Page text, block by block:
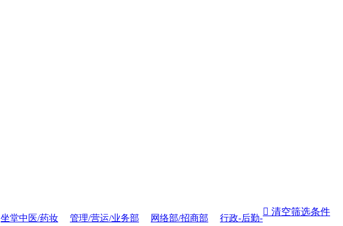
 清空筛选条件
坐堂中医/药妆 管理/营运/业务部 网络部/招商部
行政-后勤-